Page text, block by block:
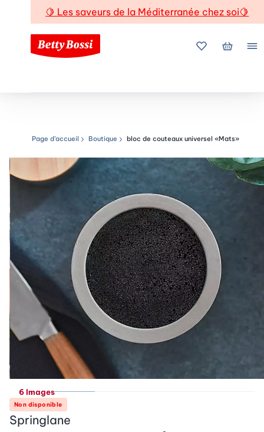
🍋 Les saveurs de la Méditerranée chez soi🍋
Mes favoris
Mon
Chemin de navigation
Page d’accueil Boutique bloc de couteaux universel «Mats»
6 Images
Non disponible
Springlane